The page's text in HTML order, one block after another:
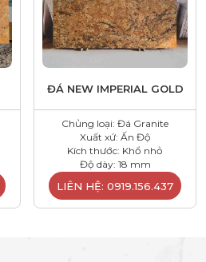
ĐÁ NEW IMPERIAL GOLD
Chủng loại: Đá Granite
Xuất xứ: Ấn Độ
Kích thước: Khổ nhỏ
Độ dày: 18 mm
LIÊN HỆ: 0919.156.437